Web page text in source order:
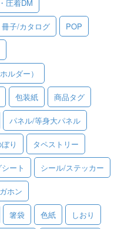
）
圧着DM
冊子/カタログ POP
ルダー）
包装紙 商品タグ
パネル/等身大パネル
り タペストリー
ート シール/ステッカー
ホン
箸袋 色紙 しおり